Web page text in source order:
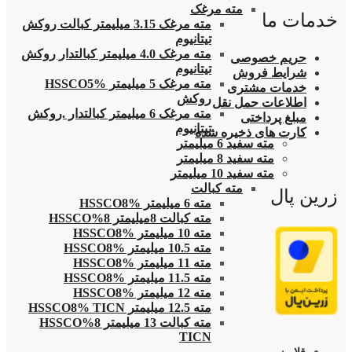
مته مرغک
مته مرغک 3.15 میلیمتر کبالت روکش
تیتانیوم
مته مرغک 4.0 میلیمتر کبالتدار روکش
تیتانیوم
مته مرغک 5 میلیمتر HSSCO5%
روکش
مته مرغک 6 میلیمتر کبالتدار .روکش
تیتانیوم
مته سفید 6 میلیمتر
مته سفید 8 میلیمتر
مته سفید 10 میلیمتر
مته کبالت
مته 6 میلیمتر HSSCO8%
مته کبالت 8میلیمتر 8%HSSCO
مته 10 میلیمتر HSSCO8%
مته 10.5 میلیمتر HSSCO8%
مته 11 میلیمتر HSSCO8%
مته 11.5 میلیمتر HSSCO8%
مته 12 میلیمتر HSSCO8%
مته 12.5 میلیمتر HSSCO8% TICN
مته کبالت 13 میلیمتر 8%HSSCO
TICN
خدمات ما
حریم خصوصی
شرایط فروش
خدمات مشتری
اطلاعات حمل نقل
مبلغ پرداختی
کارت های ذخیره شده
زرین پال